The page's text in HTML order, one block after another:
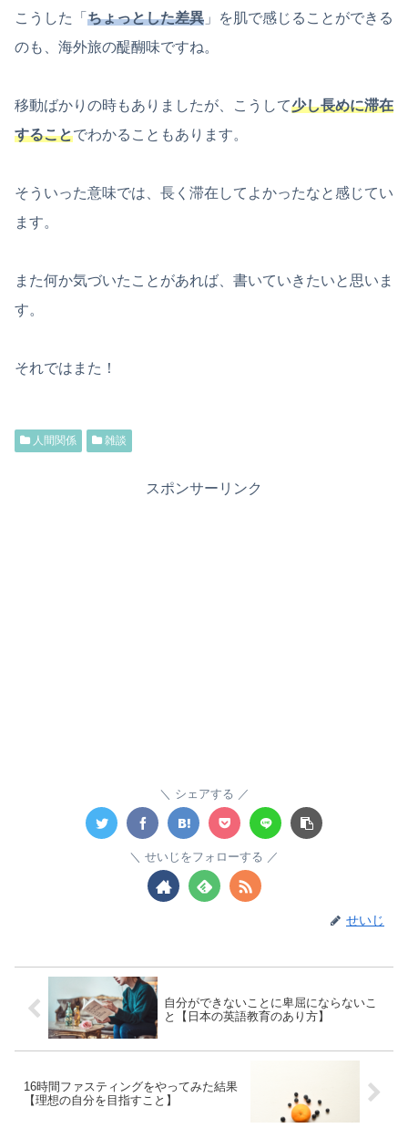
こうした「 ちょっとした差異 」を肌で感じることができる
のも、海外旅の醍醐味ですね。
移動ばかりの時もありましたが、こうして少し長めに滞在
することでわかることもあります。
そういった意味では、長く滞在してよかったなと感じてい
ます。
また何か気づいたことがあれば、書いていきたいと思いま
す。
それではまた！
人間関係 雑談
スポンサーリンク
シェアする
せいじをフォローする
せいじ
自分ができないことに卑屈にならないこ
と【日本の英語教育のあり方】
16時間ファスティングをやってみた結果
【理想の自分を目指すこと】